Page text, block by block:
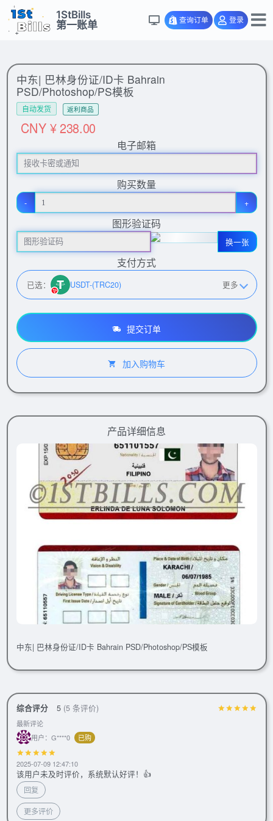
1StBills
第一账单
查询订单 登录
中东| 巴林身份证/ID卡 Bahrain
PSD/Photoshop/PS模板
自动发货 返利商品
CNY ¥ 238.00
电子邮箱
购买数量
- +
图形验证码
换一张
支付方式
已选： USDT-(TRC20) 更多
提交订单
加入购物车
产品详细信息
中东| 巴林身份证/ID卡 Bahrain PSD/Photoshop/PS模板
综合评分 5 (5 条评价)
最新评论
用户：G****0
已购
2025-07-09 12:47:10
该用户未及时评价，系统默认好评！👍
回复
更多评价